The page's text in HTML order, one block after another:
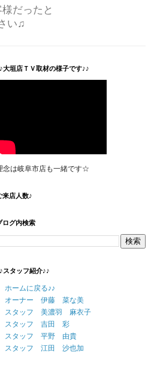
だったと
い♫
大垣店ＴＶ取材の様子です♪♪
念は岐阜市店も一緒です☆
来店人数♪
ログ内検索
スタッフ紹介♪♪
ホームに戻る♪♪
オーナー 伊藤 菜な美
スタッフ 美濃羽 麻衣子
スタッフ 吉田 彩
スタッフ 平野 由貴
スタッフ 江田 沙也加